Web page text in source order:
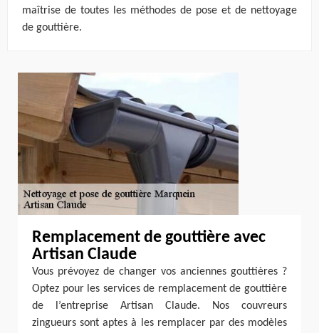
maîtrise de toutes les méthodes de pose et de nettoyage
de gouttière.
Remplacement de gouttière avec
Artisan Claude
Vous prévoyez de changer vos anciennes gouttières ?
Optez pour les services de remplacement de gouttière
de l’entreprise Artisan Claude. Nos couvreurs
zingueurs sont aptes à les remplacer par des modèles